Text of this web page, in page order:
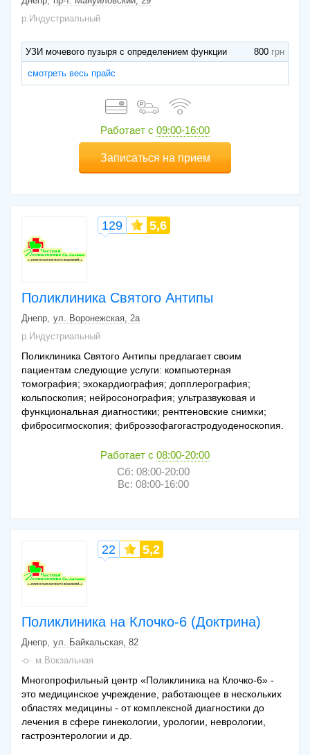
р.Индустриальный
УЗИ мочевого пузыря с определением функции 800
смотреть весь прайс
Работает с 09:00-16:00
Записаться на прием
Поликлиника Святого Антипы
129 5,6
Днепр ул. Воронежская, 2а
р.Индустриальный
Поликлиника Святого Антипы предлагает своим
пациентам следующие услуги: компьютерная
томография; эхокардиография; допплерография;
кольпоскопия; нейросонография; ультразвуковая и
функциональная диагностики; рентгеновские снимки;
фибросигмоскопия; фиброэзофагогастродуоденоскопия.
Работает с 08:00-20:00
Сб: 08:00-20:00
Вс: 08:00-16:00
Поликлиника на Клочко-6 (Доктрина)
22 5,2
Днепр ул. Байкальская, 82
м.Вокзальная
Многопрофильный центр «Поликлиника на Клочко-6» -
это медицинское учреждение, работающее в нескольких
областях медицины - от комплексной диагностики до
лечения в сфере гинекологии, урологии, неврологии,
гастроэнтерологии и др.